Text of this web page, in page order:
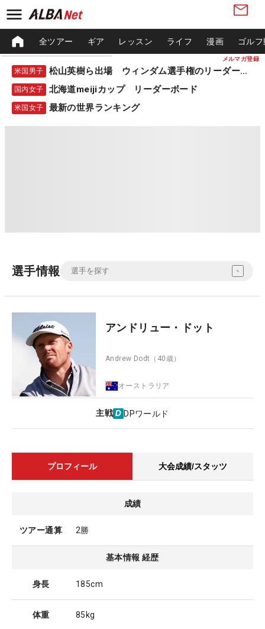
メルマガ登録
全ツアー ギア レッスン ライフ 漫画 ゴル
米国男子 松山英樹ら出場 ウィンダム選手権のリーダーボード
国内女子 北海道meijiカップ リーダーボード
米国女子 最新の世界ランキング
選手情報
アンドリュー・ドット
Andrew Dodt （40歳）
オーストラリア
主戦 DPワールド
プロフィール 大会成績/スタッツ
成績
ツアー通算 2勝
基本情報 経歴
身長 185cm
体重 85kg